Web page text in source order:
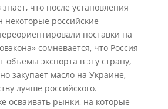
что после установления
некоторые российские
поставки на
сомневается, что Россия
объемы экспорта в эту страну,
закупает масло на Украине,
лучше российского.
осваивать рынки, на которые